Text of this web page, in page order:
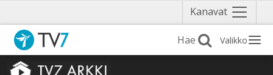
Kanavat Näytä
valikko
Valikko